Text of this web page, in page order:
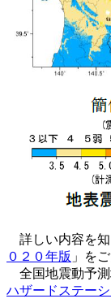
詳しい内容を知
０２０年版 」を
全国地震動予測
ハザードステーシ